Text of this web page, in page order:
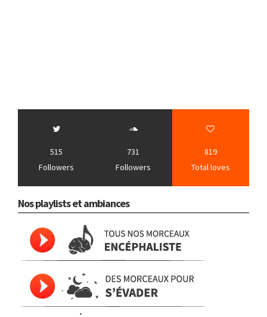
515
Followers
731
Followers
819
Total loves
Nos playlists et ambiances